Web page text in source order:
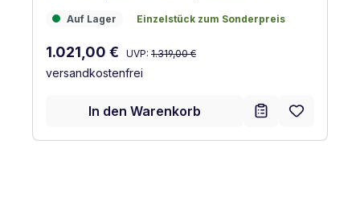
Auf Lager
Auf Lager Einzelstück zum Sonderpreis
Einzelstück zum Sonderpreis
Verkaufspreis:
1.021,00 € Regulärer Preis:
UVP: 1.319,00 €
versandkostenfrei
In den Warenkorb